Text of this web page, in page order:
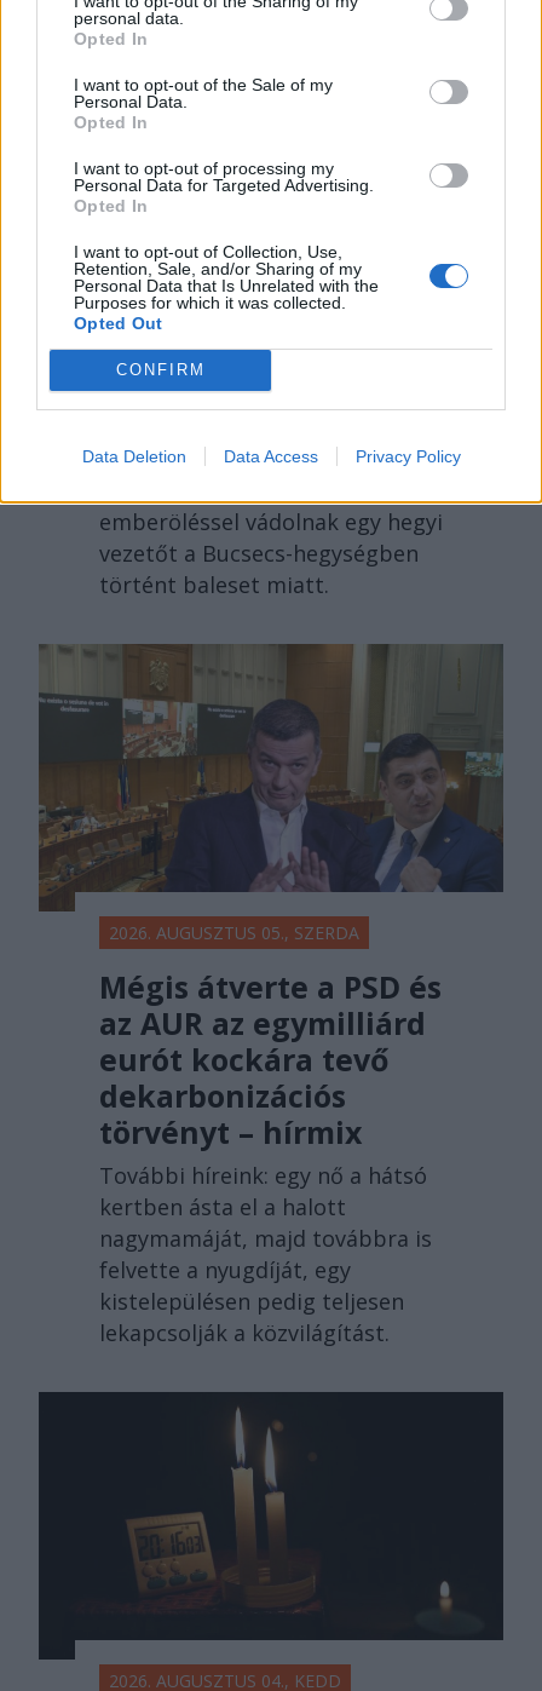
personal data.
Opted In
I want to opt-out of the Sale of my
Personal Data.
Opted In
I want to opt-out of processing my
Personal Data for Targeted Advertising.
Opted In
I want to opt-out of Collection, Use,
Retention, Sale, and/or Sharing of my
Personal Data that Is Unrelated with the
Purposes for which it was collected.
Opted Out
CONFIRM
Data Deletion Data Access Privacy Policy
2026. AUGUSZTUS 06., CSÜTÖRTÖK
Bolojan: az általános
energiaválság miatt
rendkívüli
intézkedéseket hoztunk
csütörtökön – hírmix
lakosságot a kormány. Továbbá:
emberöléssel vádolnak egy hegyi
vezetőt a Bucsecs-hegységben
történt baleset miatt.
2026. AUGUSZTUS 05., SZERDA
Mégis átverte a PSD és
az AUR az egymilliárd
eurót kockára tevő
dekarbonizációs
törvényt – hírmix
További híreink: egy nő a hátsó
kertben ásta el a halott
nagymamáját, majd továbbra is
felvette a nyugdíját, egy
kistelepülésen pedig teljesen
lekapcsolják a közvilágítást.
2026. AUGUSZTUS 04., KEDD